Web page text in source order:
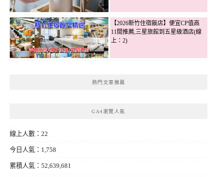
【2026新竹住宿飯店】便宜CP值高
11間推薦,三星旅館到五星級酒店(線
上：2)
熱門文章推薦
GA4瀏覽人氣
線上人數：22
今日人氣：1,758
累積人氣：52,639,681